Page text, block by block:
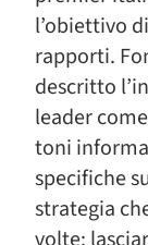
l’obiettivo
rapporti.
descritto
leader
toni
specifiche
strategia